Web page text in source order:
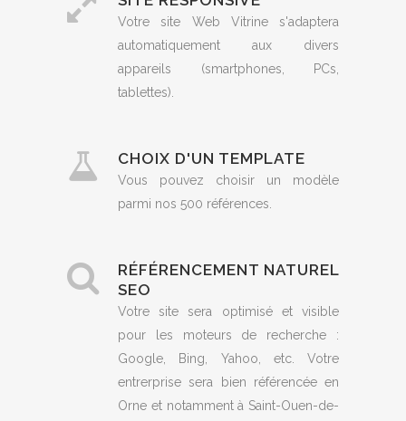
Votre site Web Vitrine s'adaptera
automatiquement aux divers
appareils (smartphones, PCs,
tablettes).
CHOIX D'UN TEMPLATE
Vous pouvez choisir un modèle
parmi nos 500 références.
RÉFÉRENCEMENT NATUREL
SEO
Votre site sera optimisé et visible
pour les moteurs de recherche :
Google, Bing, Yahoo, etc. Votre
entrerprise sera bien référencée en
Orne et notamment à Saint-Ouen-de-